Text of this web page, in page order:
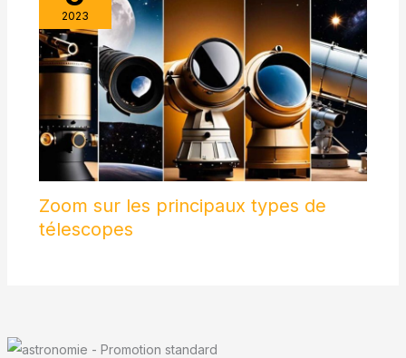
2023
Zoom sur les principaux types de
télescopes